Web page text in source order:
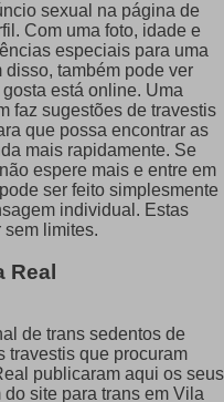
sexual na página de
Com uma foto, idade e
especiais para uma
também pode ver
está online. Uma
faz sugestões de travestis
que possa encontrar as
mais rapidamente. Se
espere mais e entre em
ser feito simplesmente
individual. Estas
limites.
Real
de trans sedentos de
travestis que procuram
publicaram aqui os seus
site para trans em Vila